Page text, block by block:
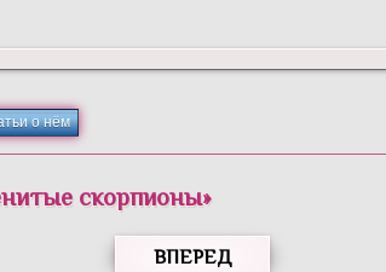
о нём
скорпионы»
ВПЕРЕД